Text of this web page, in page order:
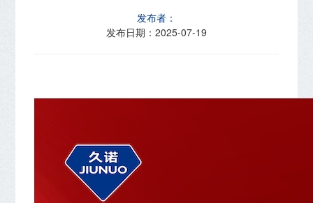
发布者：
发布日期： 2025-07-19